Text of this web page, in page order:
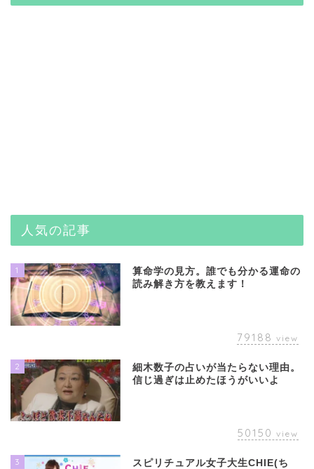
人気の記事
1
算命学の見方。誰でも分かる運命の
読み解き方を教えます！
79188 view
2
細木数子の占いが当たらない理由。
信じ過ぎは止めたほうがいいよ
50150 view
3
スピリチュアル女子大生CHIE(ち